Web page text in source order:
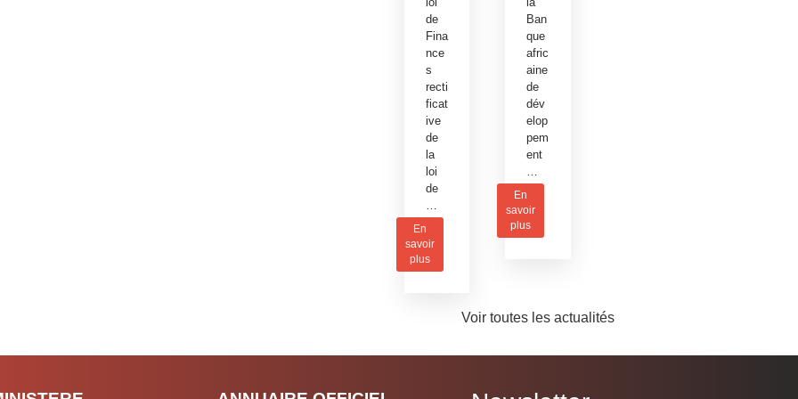
de
Fina
nce
s
recti
ficat
ive
de
la
loi
de
…
En
savoir
plus
Ban
que
afric
aine
de
dév
elop
pem
ent
…
En
savoir
plus
Voir toutes les actualités